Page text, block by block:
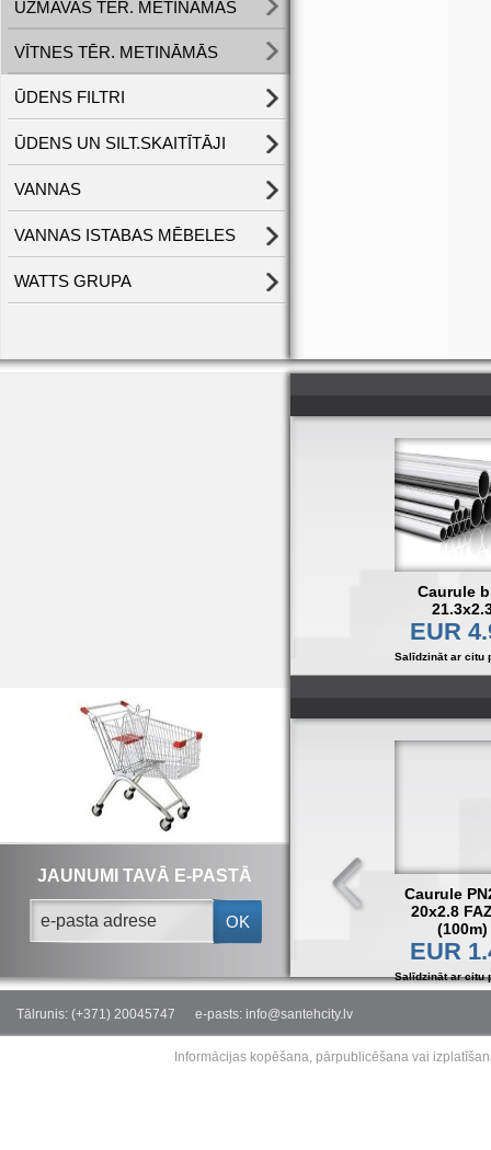
UZMAVAS TĒR. METINĀMĀS
VĪTNES TĒR. METINĀMĀS
ŪDENS FILTRI
ŪDENS UN SILT.SKAITĪTĀJI
VANNAS
VANNAS ISTABAS MĒBELES
WATTS GRUPA
JAUNUMI TAVĀ E-PASTĀ
OK
Caurule
EUR
Salīdzināt ar citu
Caurule
20x2.8
(100m)
EUR
Salīdzināt ar citu
Tālrunis: (+371) 20045747 e-pasts: info@santehcity.lv
Informācijas kopēšana, pārpublicēšana vai